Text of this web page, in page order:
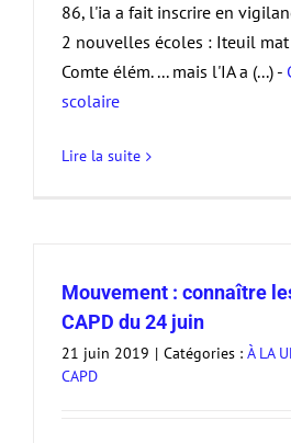
86, l'ia a fait inscrire en
2 nouvelles écoles : Iteuil
Comte élém. ... mais l'IA a (...) -
scolaire
Lire la suite
Mouvement : connaître
CAPD du 24 juin
21 juin 2019 | Catégories : À LA
CAPD